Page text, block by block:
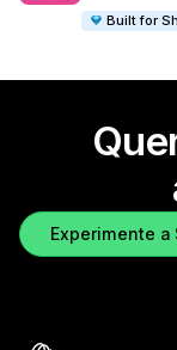
Built for
Experimente